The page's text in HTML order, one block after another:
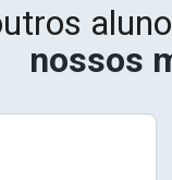
nossos